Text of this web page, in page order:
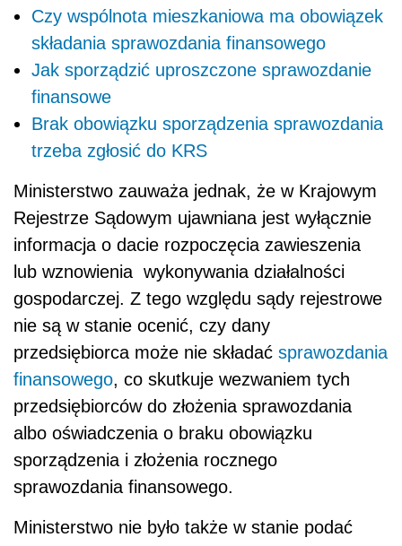
Czy wspólnota mieszkaniowa ma obowiązek
składania sprawozdania finansowego
Jak sporządzić uproszczone sprawozdanie
finansowe
Brak obowiązku sporządzenia sprawozdania
trzeba zgłosić do KRS
Ministerstwo zauważa jednak, że w Krajowym
Rejestrze Sądowym ujawniana jest wyłącznie
informacja o dacie rozpoczęcia zawieszenia
lub wznowienia wykonywania działalności
gospodarczej. Z tego względu sądy rejestrowe
nie są w stanie ocenić, czy dany
przedsiębiorca może nie składać sprawozdania
finansowego, co skutkuje wezwaniem tych
przedsiębiorców do złożenia sprawozdania
albo oświadczenia o braku obowiązku
sporządzenia i złożenia rocznego
sprawozdania finansowego.
Ministerstwo nie było także w stanie podać